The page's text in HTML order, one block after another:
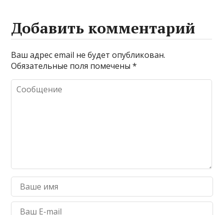
Добавить комментарий
Ваш адрес email не будет опубликован.
Обязательные поля помечены*